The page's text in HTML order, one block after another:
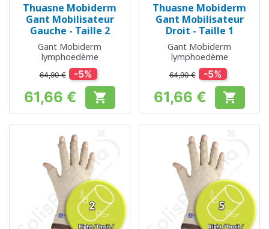
Thuasne Mobiderm
Gant Mobilisateur
Gauche - Taille 2
Gant Mobiderm
lymphoedème
64,90 € -5%
Prix
61,66 € 
Thuasne Mobiderm
Gant Mobilisateur
Droit - Taille 1
Gant Mobiderm
lymphoedème
64,90 € -5%
Prix
61,66 € 